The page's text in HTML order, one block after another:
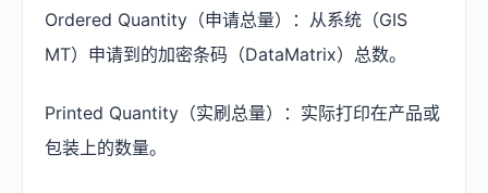
Ordered Quantity（申请总量）：从系统（GIS
MT）申请到的加密条码（DataMatrix）总数。
Printed Quantity（实刷总量）：实际打印在产品或
包装上的数量。